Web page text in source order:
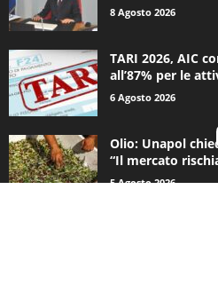
8 Agosto 2026
TARI 2026, AIC
all’87% per le
6 Agosto 2026
Olio: Unapol
“Il mercato
5 Agosto 2026